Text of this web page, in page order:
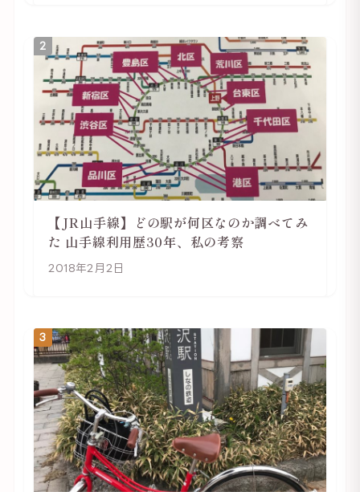
2
【JR山手線】どの駅が何区なのか調べてみ
た 山手線利用歴30年、私の考察
2018年2月2日
3